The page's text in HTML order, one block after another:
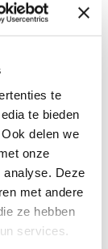
te
te bieden
delen we
onze
analyse. Deze
met andere
ze hebben
services.